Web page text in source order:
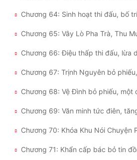
Chương 64: Sinh hoạt thi đấu, bố
Chương 65: Vây Lò Pha Trà, Thu
Chương 66: Điệu thấp thi đấu, lừa
Chương 68: Vệ Đình bỏ phiếu, một
Chương 69: Văn minh tức điên,